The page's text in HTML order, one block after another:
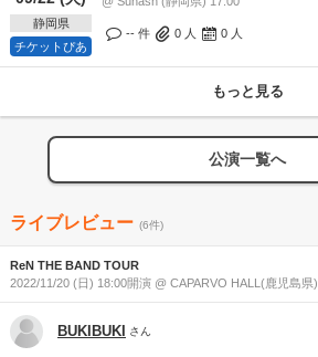
静岡県
チケットぴあ
-- 件 0 人 0 人
もっと見る
公演一覧へ
ライブレビュー (6件)
ReN THE BAND TOUR
2022/11/20 (日) 18:00開演 @ CAPARVO HALL(鹿児島県)
BUKIBUKI さん